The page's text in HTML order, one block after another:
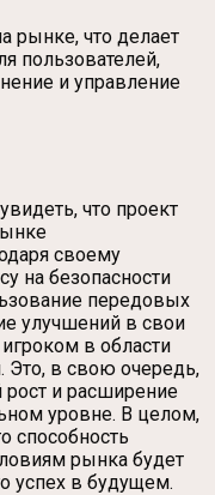
рынке, что делает
пользователей,
и управление
что проект
своему
на безопасности
передовых
улучшений в свои
в области
в свою очередь,
рост и расширение
уровне. В целом,
способность
рынка будет
успех в будущем.